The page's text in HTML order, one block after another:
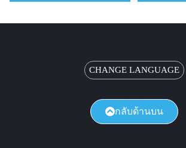
CHANGE LANGUAGE
กลับด้านบน